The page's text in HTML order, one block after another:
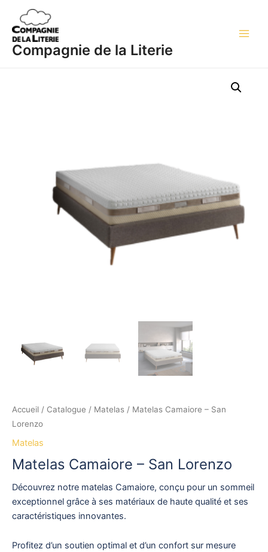
contenu
Compagnie de la Literie
Accueil / Catalogue / Matelas / Matelas Camaiore – San
Lorenzo
Matelas
Matelas Camaiore – San Lorenzo
Découvrez notre matelas Camaiore, conçu pour un sommeil
exceptionnel grâce à ses matériaux de haute qualité et ses
caractéristiques innovantes.
Profitez d’un soutien optimal et d’un confort sur mesure